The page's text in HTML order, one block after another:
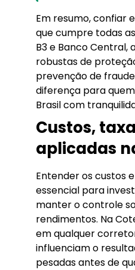
Em resumo, confiar
que cumpre todas
B3 e Banco Central,
robustas de
prevenção de
diferença para
Brasil com
Custos,
aplicadas
Entender os custos
essencial para
manter o controle
rendimentos. Na
em qualquer
influenciam o
pesadas antes de